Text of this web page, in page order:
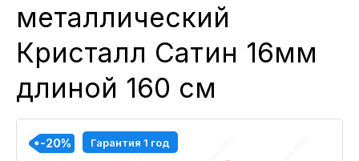
металлический
Кристалл Сатин 16мм
длиной 160 см
-20% Гарантия 1 год
-20%
-20%
-20%
-20%
-20%
-20%
-20%
-20%